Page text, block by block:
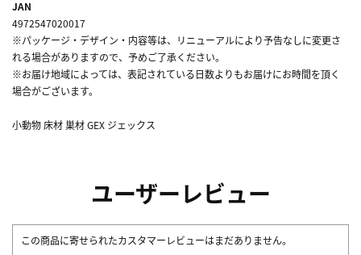
JAN
4972547020017
※パッケージ・デザイン・内容等は、リニューアルにより予告なしに変更さ
れる場合がありますので、予めご了承ください。
※お届け地域によっては、表記されている日数よりもお届けにお時間を頂く
場合がございます。
小動物 床材 巣材 GEX ジェックス
ユーザーレビュー
この商品に寄せられたカスタマーレビューはまだありません。